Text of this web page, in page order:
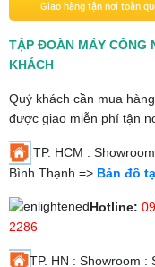
Giao hàng tận nơi toàn
TẬP ĐOÀN MÁY CÔNG
KHÁCH
Quý khách cần mua
được giao miễn phí tận
TP. HCM :
Bình Thạnh => Bản đồ
Hotline:
2286
TP. HN : Showroom :